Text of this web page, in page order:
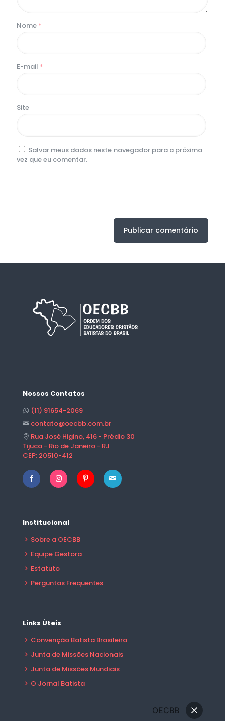
Nome *
E-mail *
Site
Salvar meus dados neste navegador para a próxima
vez que eu comentar.
Nossos Contatos
(11) 91654-2069
contato@oecbb.com.br
Rua José Higino, 416 - Prédio 30
Tijuca - Rio de Janeiro - RJ
CEP: 20510-412
Institucional
Sobre a OECBB
Equipe Gestora
Estatuto
Perguntas Frequentes
Links Úteis
Convenção Batista Brasileira
Junta de Missões Nacionais
Junta de Missões Mundiais
O Jornal Batista
OECBB